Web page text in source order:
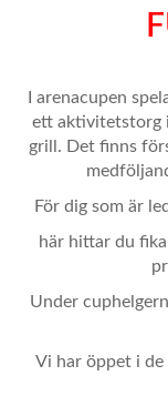
I arenacupen
ett aktivitetstorg
grill. Det finns
För dig som är
här hittar du
Under
Vi har öppet i de